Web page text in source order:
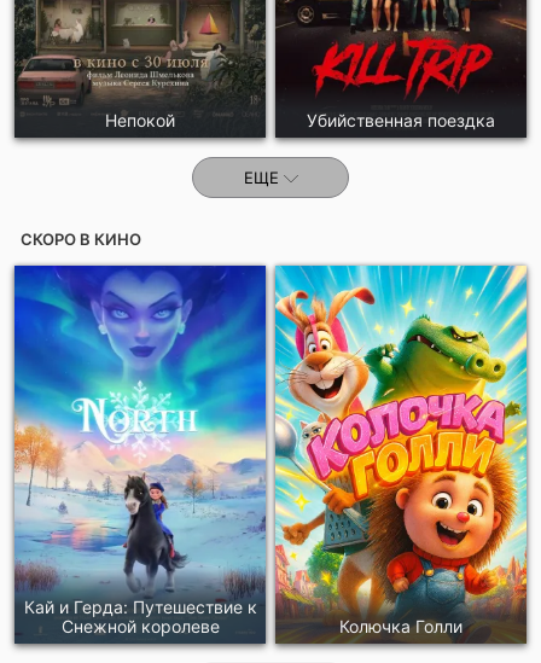
Непокой Убийственная поездка
ЕЩЕ
СКОРО В КИНО
Кай и Герда: Путешествие к
Снежной королеве
Колючка Голли